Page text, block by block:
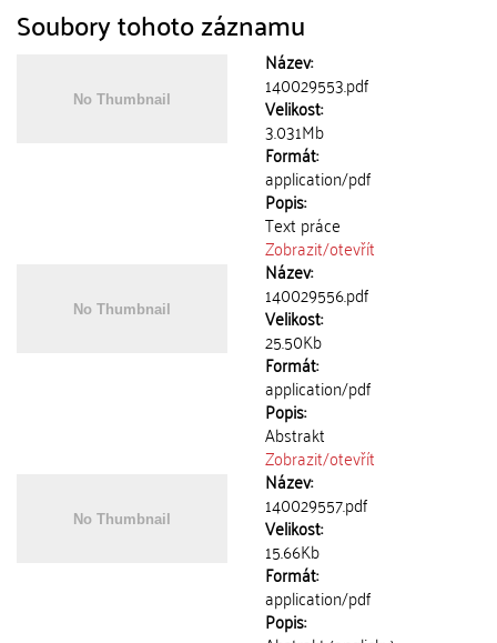
Soubory tohoto záznamu
Název:
140029553.pdf
Velikost:
3.031Mb
Formát:
application/pdf
Popis:
Text práce
Zobrazit/otevřít
Název:
140029556.pdf
Velikost:
25.50Kb
Formát:
application/pdf
Popis:
Abstrakt
Zobrazit/otevřít
Název:
140029557.pdf
Velikost:
15.66Kb
Formát:
application/pdf
Popis: